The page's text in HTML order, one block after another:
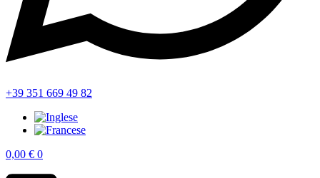
+39 351 669 49 82
0,00 € 0